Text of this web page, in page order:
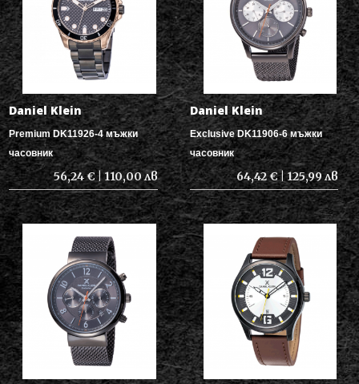
Daniel Klein
Premium DK11926-4 мъжки
часовник
56,24 € | 110,00 лв
Daniel Klein
Exclusive DK11906-6 мъжки
часовник
64,42 € | 125,99 лв